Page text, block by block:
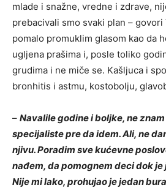
mlade i snažne, vredne i zdrave,
prebacivali smo svaki plan –
pomalo promuklim glasom kao da
ugljena prašima i, posle toliko
grudima i ne miče se. Kašljuca i
bronhitis i astmu, kostobolju,
– Navalile godine i boljke, ne
specijaliste pre da idem. Ali, ne
njivu. Poradim sve kućevne
nađem, da pomognem deci dok je
Nije mi lako, prohujao je jedan